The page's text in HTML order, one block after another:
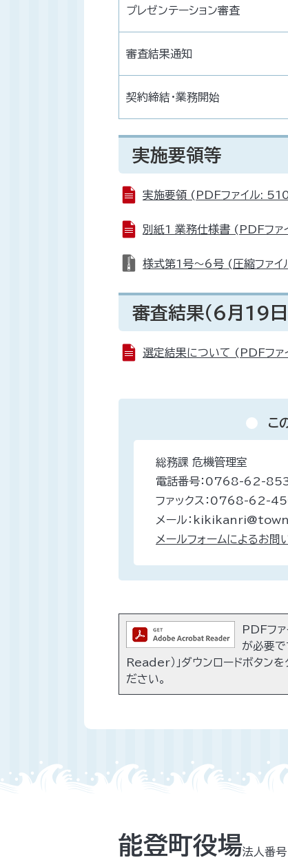
プレゼンテーション審査
審査結果通知
契約締結・業務開始
実施要領等
実施要領 (PDFファイル:
別紙1 業務仕様書 (PDFフ
様式第1号～6号 (圧縮ファ
審査結果（6月19日
選定結果について (PDFフ
こ
総務課 危機管理室
電話番号：0768-62-
ファックス：0768-62-
メール：
メールフォームによるお問
PDFフ
が必要
Reader）」ダウンロードボタンを
ださい。
能登町役場法人番